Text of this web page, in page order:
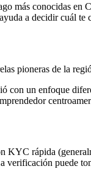
más conocidas
a decidir cuál te
pioneras de la
con un enfoque
KYC rápida
verificación puede